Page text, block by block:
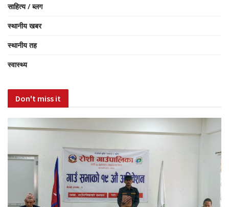
साहित्य / ब्लग
स्थानीय खबर
स्थानीय तह
स्वास्थ्य
Don't miss it